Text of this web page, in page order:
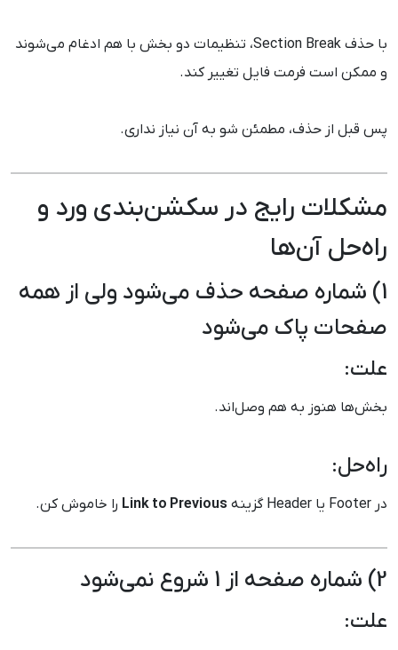
با حذف Section Break، تنظیمات دو بخش با هم ادغام می‌شوند
و ممکن است فرمت فایل تغییر کند.
پس قبل از حذف، مطمئن شو به آن نیاز نداری.
مشکلات رایج در سکشن‌بندی ورد و
راه‌حل آن‌ها
1) شماره صفحه حذف می‌شود ولی از همه
صفحات پاک می‌شود
علت:
بخش‌ها هنوز به هم وصل‌اند.
راه‌حل:
در Footer یا Header گزینه Link to Previous را خاموش کن.
2) شماره صفحه از 1 شروع نمی‌شود
علت: